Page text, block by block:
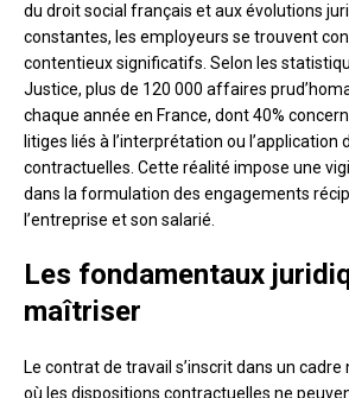
du droit social français et aux évolutions
constantes, les employeurs se trouvent
contentieux significatifs. Selon les
Justice, plus de 120 000 affaires
chaque année en France, dont 40%
litiges liés à l’interprétation ou l’application
contractuelles. Cette réalité impose une
dans la formulation des engagements
l’entreprise et son salarié.
Les fondamentaux
maîtriser
Le contrat de travail s’inscrit dans un
où les dispositions contractuelles ne